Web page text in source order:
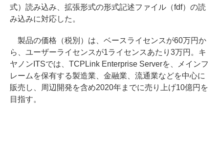
式）読み込み、拡張形式の形式記述ファイル（fdf）の読
み込みに対応した。
製品の価格（税別）は、ベースライセンスが60万円か
ら、ユーザーライセンスが1ライセンスあたり3万円。キ
ヤノンITSでは、TCPLink Enterprise Serverを、メインフ
レームを保有する製造業、金融業、流通業などを中心に
販売し、周辺開発を含め2020年までに売り上げ10億円を
目指す。